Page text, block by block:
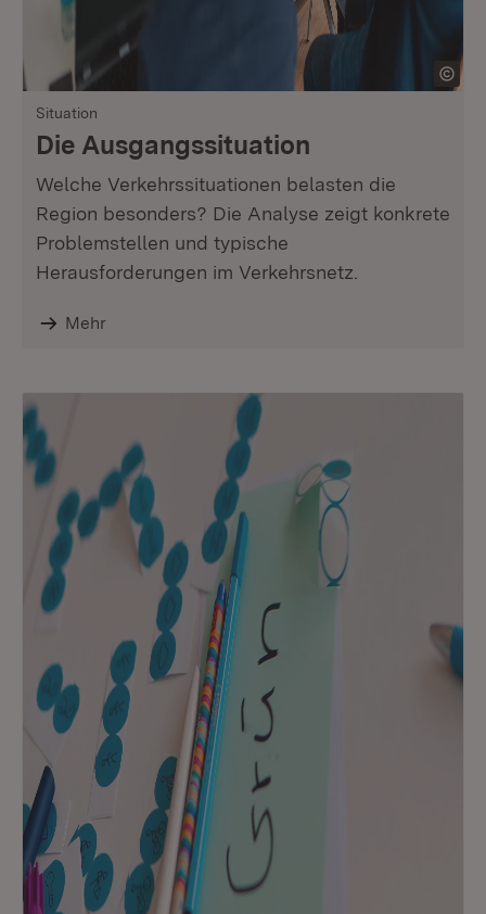
Situation
Die Ausgangssituation
Welche Verkehrssituationen belasten die
Region besonders? Die Analyse zeigt konkrete
Problemstellen und typische
Herausforderungen im Verkehrsnetz.
Mehr